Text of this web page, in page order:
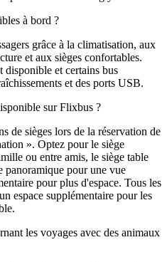
à bord ?
grâce à la climatisation, aux
et aux sièges confortables.
et certains bus
et des ports USB.
sur Flixbus ?
de sièges lors de la réservation de
». Optez pour le siège
ou entre amis, le siège table
panoramique pour une vue
pour plus d'espace. Tous les
espace supplémentaire pour les
les voyages avec des animaux